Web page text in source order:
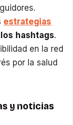
estrategias
hashtags.
en la red
por la salud
y noticias